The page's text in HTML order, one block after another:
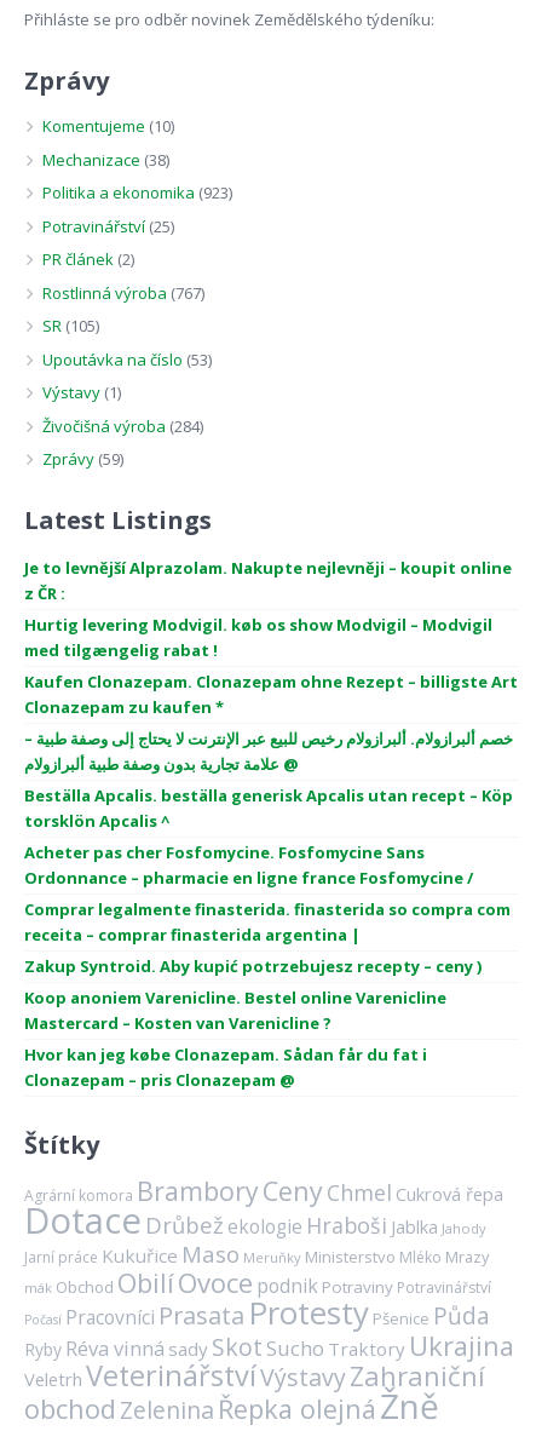
Přihláste se pro odběr novinek Zemědělského týdeníku:
Zprávy
Komentujeme (10)
Mechanizace (38)
Politika a ekonomika (923)
Potravinářství (25)
PR článek (2)
Rostlinná výroba (767)
SR (105)
Upoutávka na číslo (53)
Výstavy (1)
Živočišná výroba (284)
Zprávy (59)
Latest Listings
Je to levnější Alprazolam. Nakupte nejlevněji – koupit online
z ČR :
Hurtig levering Modvigil. køb os show Modvigil – Modvigil
med tilgængelig rabat !
Kaufen Clonazepam. Clonazepam ohne Rezept – billigste Art
Clonazepam zu kaufen *
خصم ألبرازولام. ألبرازولام رخيص للبيع عبر الإنترنت لا يحتاج إلى وصفة طبية –
علامة تجارية بدون وصفة طبية ألبرازولام @
Beställa Apcalis. beställa generisk Apcalis utan recept – Köp
torsklön Apcalis ^
Acheter pas cher Fosfomycine. Fosfomycine Sans
Ordonnance – pharmacie en ligne france Fosfomycine /
Comprar legalmente finasterida. finasterida so compra com
receita – comprar finasterida argentina |
Zakup Syntroid. Aby kupić potrzebujesz recepty – ceny )
Koop anoniem Varenicline. Bestel online Varenicline
Mastercard – Kosten van Varenicline ?
Hvor kan jeg købe Clonazepam. Sådan får du fat i
Clonazepam – pris Clonazepam @
Štítky
Agrární komora BramboryCenyChmel Cukrová řepa
Dotace Drůbež ekologie Hraboši Jablka Jahody
Jarní práce Kukuřice Maso Meruňky Ministerstvo Mléko Mrazy
mák Obchod ObilíOvoce podnik Potraviny Potravinářství
Počasí Pracovníci Prasata Protesty Pšenice Půda
Ryby Réva vinná sady Skot Sucho Traktory Ukrajina
Veletrh VeterinářstvíVýstavyZahraniční
obchod Zelenina Řepka olejná Žně